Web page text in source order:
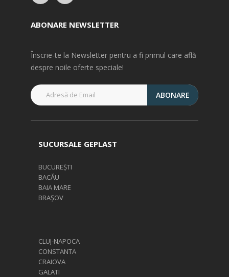
ABONARE NEWSLETTER
Înscrie-te la Newsletter pentru a fi primul care află
despre noile oferte speciale!
ABONARE
SUCURSALE GEPLAST
BUCUREȘTI
BACĂU
BAIA MARE
BRAȘOV
CLUJ-NAPOCA
CONSTANTA
CRAIOVA
GALATI